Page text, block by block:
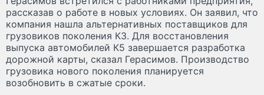
рассказав о работе в новых условиях. Он заявил, что
компания нашла альтернативных поставщиков для
грузовиков поколения К3. Для восстановления
выпуска автомобилей К5 завершается разработка
дорожной карты, сказал Герасимов. Производство
грузовика нового поколения планируется
возобновить в сжатые сроки.